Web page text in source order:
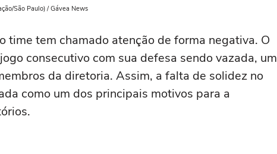
São Paulo) / Gávea News
time tem chamado atenção de forma negativa. O
consecutivo com sua defesa sendo vazada, um
da diretoria. Assim, a falta de solidez no
como um dos principais motivos para a